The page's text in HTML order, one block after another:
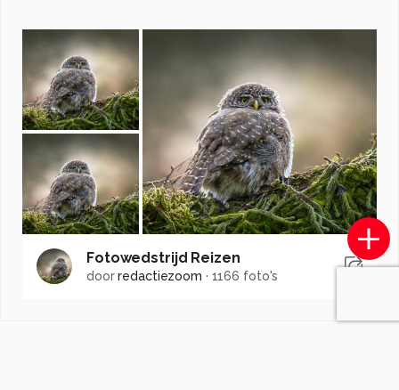
Fotowedstrijd Reizen
doorredactiezoom · 1166 foto's